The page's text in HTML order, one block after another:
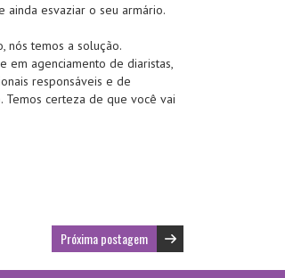
esvaziar o seu armário.
nós temos a solução.
em agenciamento de diaristas,
responsáveis e de
Temos certeza de que você vai
Próxima postagem